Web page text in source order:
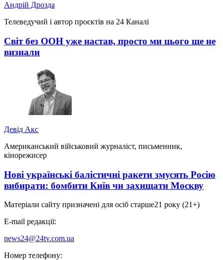
Андрій Дрозда
Телеведучий і автор проєктів на 24 Каналі
Світ без ООН уже настав, просто ми цього ще не
визнали
Девід Акс
Американський військовий журналіст, письменник,
кінорежисер
Нові українські балістичні ракети змусять Росію
вибирати: бомбити Київ чи захищати Москву
Матеріали сайту призначені для осіб старше21 року (21+)
E-mail редакції:
news24@24tv.com.ua
Номер телефону: